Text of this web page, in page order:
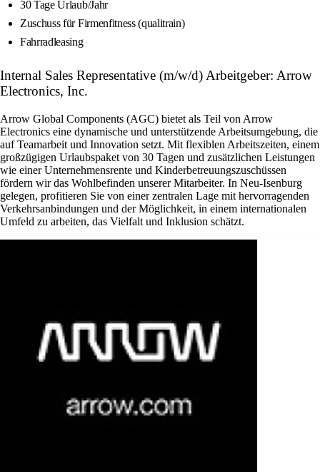
30 Tage Urlaub/Jahr
Zuschuss für Firmenfitness (qualitrain)
Fahrradleasing
Internal Sales Representative (m/w/d) Arbeitgeber: Arrow
Electronics, Inc.
Arrow Global Components (AGC) bietet als Teil von Arrow
Electronics eine dynamische und unterstützende Arbeitsumgebung, die
auf Teamarbeit und Innovation setzt. Mit flexiblen Arbeitszeiten, einem
großzügigen Urlaubspaket von 30 Tagen und zusätzlichen Leistungen
wie einer Unternehmensrente und Kinderbetreuungszuschüssen
fördern wir das Wohlbefinden unserer Mitarbeiter. In Neu-Isenburg
gelegen, profitieren Sie von einer zentralen Lage mit hervorragenden
Verkehrsanbindungen und der Möglichkeit, in einem internationalen
Umfeld zu arbeiten, das Vielfalt und Inklusion schätzt.